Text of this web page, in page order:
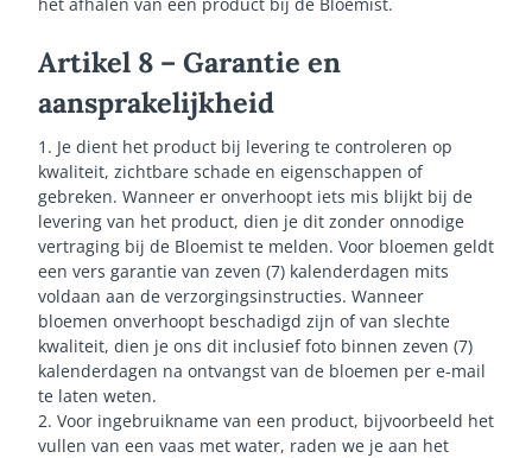
Artikel 8 – Garantie en
aansprakelijkheid
1. Je dient het product bij levering te controleren op
kwaliteit, zichtbare schade en eigenschappen of
gebreken. Wanneer er onverhoopt iets mis blijkt bij de
levering van het product, dien je dit zonder onnodige
vertraging bij de Bloemist te melden. Voor bloemen geldt
een vers garantie van zeven (7) kalenderdagen mits
voldaan aan de verzorgingsinstructies. Wanneer
bloemen onverhoopt beschadigd zijn of van slechte
kwaliteit, dien je ons dit inclusief foto binnen zeven (7)
kalenderdagen na ontvangst van de bloemen per e-mail
te laten weten.
2. Voor ingebruikname van een product, bijvoorbeeld het
vullen van een vaas met water, raden we je aan het